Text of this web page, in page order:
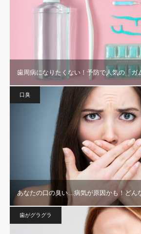
歯周病になりたくない！予防で人気の「ガ
口臭
あなたの口の臭い…病気が原因かも！どん
歯がグラグラ